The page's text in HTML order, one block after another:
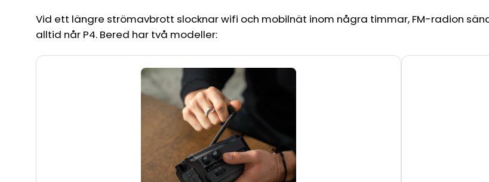
Vid ett längre strömavbrott slocknar wifi och mobilnät inom några timmar, FM-radion
alltid når P4. Bered har två modeller: